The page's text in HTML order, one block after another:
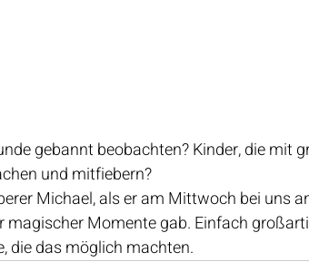
gebannt beobachten? Kinder, die mit
und mitfiebern?
Michael, als er am Mittwoch bei uns
magischer Momente gab. Einfach
die das möglich machten.